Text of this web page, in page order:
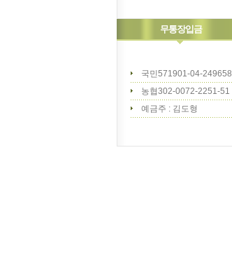
무통장입금
국민571901-04-249658
농협302-0072-2251-51
예금주 : 김도형